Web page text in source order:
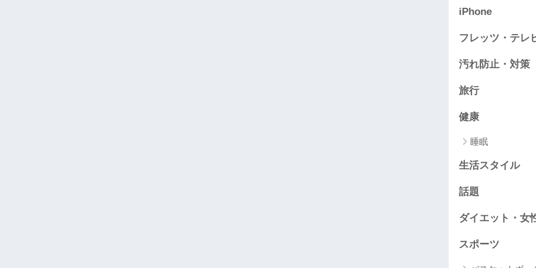
iPhone
フレッツ・テレ
汚れ防止・対策
旅行
健康
睡眠
生活スタイル
話題
ダイエット・女
スポーツ